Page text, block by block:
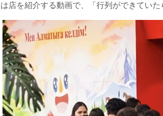
店を紹介する動画で、「行列ができてい